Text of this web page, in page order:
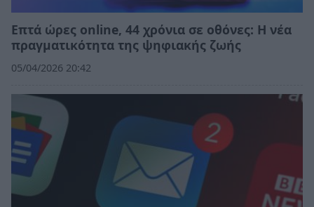
Επτά ώρες online, 44 χρόνια σε οθόνες: Η νέα
πραγματικότητα της ψηφιακής ζωής
05/04/2026 20:42